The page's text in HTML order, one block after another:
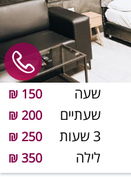
שעה 150 ₪
שעתיים 200 ₪
3 שעות 250 ₪
לילה 350 ₪